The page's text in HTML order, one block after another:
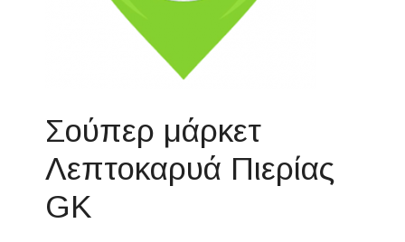
Σούπερ μάρκετ
Λεπτοκαρυά Πιερίας
GK